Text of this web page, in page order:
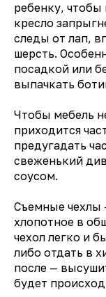
ребенку, чтобы
кресло
следы от лап,
шерсть.
посадкой или
выпачкать
Чтобы мебель
приходится
предугадать
свеженький
соусом.
Съемные чехлы
хлопотное в
чехол легко и
либо отдать в
после —
будет